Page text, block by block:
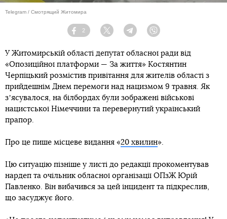
Telegram / Смотрящий Житомира
Facebook
2
Twitter TelegramViber
У Житомирській області депутат обласної ради від
«Опозиційної платформи — За життя» Костянтин
Черпіцький розмістив привітання для жителів області з
прийдешнім Днем перемоги над нацизмом 9 травня. Як
зʼясувалося, на білбордах були зображені військові
нацистської Німеччини та перевернутий український
прапор.
Про це пише місцеве видання «20 хвилин».
Цю ситуацію пізніше у листі до редакції прокоментував
нардеп та очільник обласної організації ОПзЖ Юрій
Павленко. Він вибачився за цей інцидент та підкреслив,
що засуджує його.